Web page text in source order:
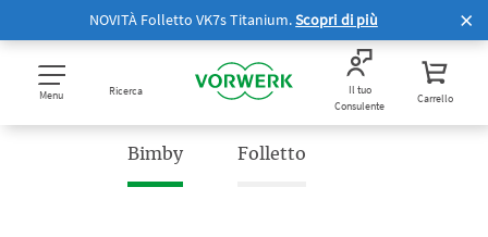
NOVITÀ Folletto VK7s Titanium.Scopri di più
Menu Ricerca
Il tuo
Consulente
Carrello
Bimby Folletto